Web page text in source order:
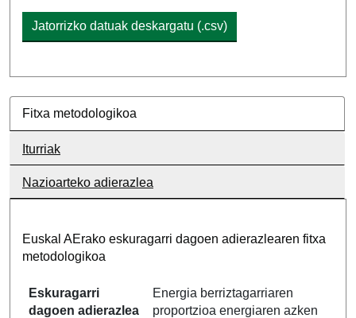
Jatorrizko datuak deskargatu (.csv)
Fitxa metodologikoa
Iturriak
Nazioarteko adierazlea
Euskal AErako eskuragarri dagoen adierazlearen fitxa
metodologikoa
Eskuragarri
dagoen adierazlea
Energia berriztagarriaren
proportzioa energiaren azken